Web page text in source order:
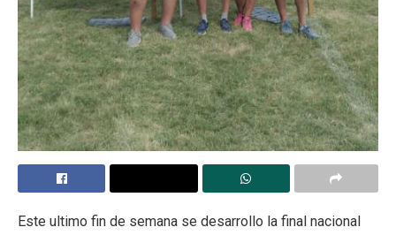
Este ultimo fin de semana se desarrollo la final nacional